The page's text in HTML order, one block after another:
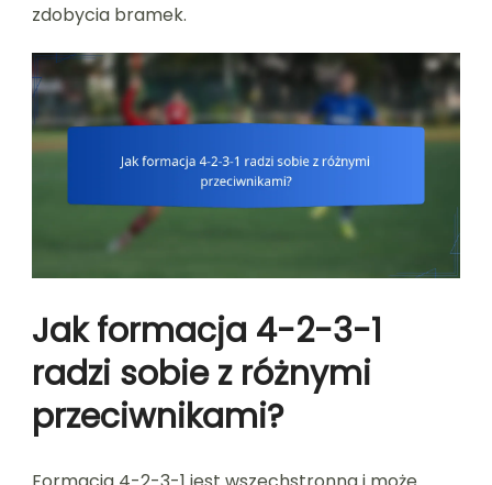
zdobycia bramek.
Jak formacja 4-2-3-1
radzi sobie z różnymi
przeciwnikami?